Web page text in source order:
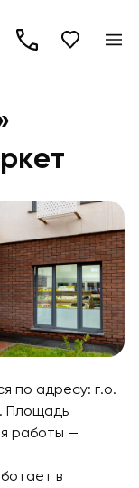
82
по адресу: г.о.
Площадь
работы —
в